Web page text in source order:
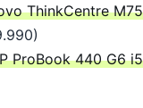
ThinkCentre
ProBook 440 G6